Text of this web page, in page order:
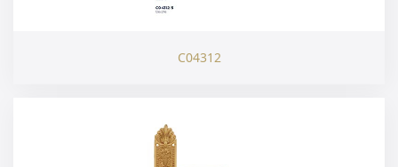
C04312